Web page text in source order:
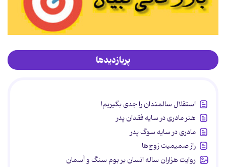
پربازدیدها
استقلال سالمندان را جدی بگیریم!
هنر مادری در سایه‌ فقدان پدر
مادری در سایه سوگ پدر
راز صمیمیت زوج‌ها
روایت هزاران ساله انسان بر بوم سنگ و آسمان